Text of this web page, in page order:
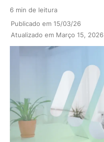
6 min de leitura
Publicado em 15/03/26
Atualizado em Março 15, 2026